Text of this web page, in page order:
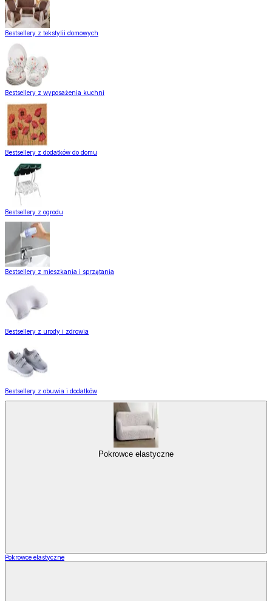
Bestsellery z tekstylii domowych
Bestsellery z wyposażenia kuchni
Bestsellery z dodatków do domu
Bestsellery z ogrodu
Bestsellery z mieszkania i sprzątania
Bestsellery z urody i zdrowia
Bestsellery z obuwia i dodatków
Pokrowce elastyczne
Pokrowce elastyczne